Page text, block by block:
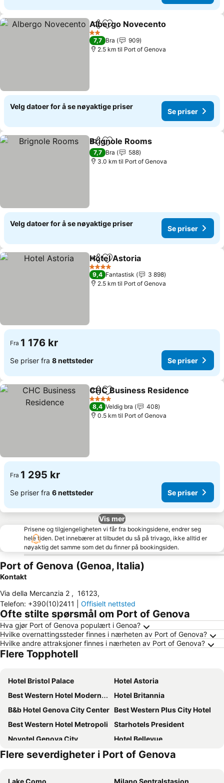
Del Legg til i favoritter
Albergo Novecento
2 Stjerner
7,7 Bra
909
2.5 km til Port of Genova
Velg datoer for å se nøyaktige priser
Se priser
Del Legg til i favoritter
Brignole Rooms
7,7 Bra
588
3.0 km til Port of Genova
Velg datoer for å se nøyaktige priser
Se priser
Del Legg til i favoritter
Hotel Astoria
4 Stjerner
9,4 Fantastisk
3 898
2.5 km til Port of Genova
Fra 1 176 kr
Se priser fra 8 nettsteder Se priser
Del Legg til i favoritter
CHC Business Residence
4 Stjerner
8,4 Veldig bra
408
0.5 km til Port of Genova
Fra 1 295 kr
Se priser fra 6 nettsteder Se priser
Vis mer
Prisene og tilgjengeligheten vi får fra bookingsidene, endrer seg
hele tiden. Det innebærer at tilbudet du så på trivago, ikke alltid er
nøyaktig det samme som det du finner på bookingsiden.
Port of Genova (Genoa, Italia)
Kontakt
Via della Mercanzia 2 , 16123,
Telefon: +390(10)2411 Offisielt nettsted
Ofte stilte spørsmål om Port of Genova
Hva gjør Port of Genova populært i Genoa?
Hvilke overnattingssteder finnes i nærheten av Port of Genova?
Hvilke andre attraksjoner finnes i nærheten av Port of Genova?
Flere Topphotell
Hotel Bristol Palace
Hotel Astoria
Best Western Hotel Moderno Verdi
Hotel Britannia
B&b Hotel Genova City Center Best Western Plus City Hotel
Best Western Hotel Metropoli
Starhotels President
Novotel Genova City
Hotel Bellevue
Meliá Genova
NH Genova Centro
Flere severdigheter i Port of Genova
Lake Como
Milano Sentralstasjon